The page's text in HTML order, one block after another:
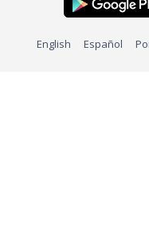
English Español